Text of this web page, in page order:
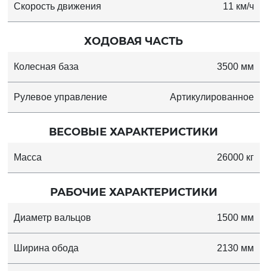
Скорость движения 11 км/ч
ХОДОВАЯ ЧАСТЬ
Колесная база 3500 мм
Рулевое управление Артикулированное
ВЕСОВЫЕ ХАРАКТЕРИСТИКИ
Масса 26000 кг
РАБОЧИЕ ХАРАКТЕРИСТИКИ
Диаметр вальцов 1500 мм
Ширина обода 2130 мм